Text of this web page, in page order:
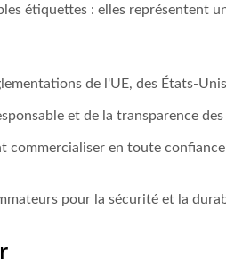
étiquettes : elles représentent
de l'UE, des États-
et de la transparence
en toute
pour la sécurité et la